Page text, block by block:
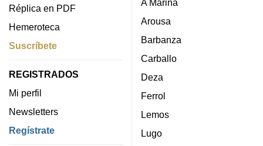
Réplica en PDF
Hemeroteca
Suscríbete
REGISTRADOS
Mi perfil
Newsletters
Regístrate
A Mariña
Arousa
Barbanza
Carballo
Deza
Ferrol
Lemos
Lugo